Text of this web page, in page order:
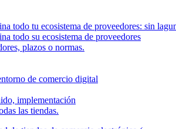
todo tu ecosistema de proveedores: sin
todo su ecosistema de proveedores
plazos o normas.
de comercio digital
implementación
las tiendas.